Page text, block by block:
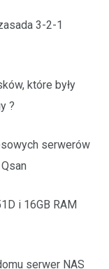
3-2-1
które były
?
serwerów
i 16GB RAM
serwer NAS